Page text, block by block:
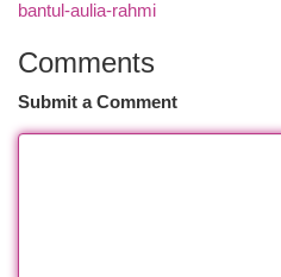
bantul-aulia-rahmi
Comments
Submit a Comment